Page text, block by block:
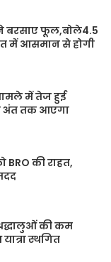
बरसाए फूल,बोले4.5
में आसमान से होगी
में तेज हुई
अंत तक आएगा
BRO की राहत,
की कम
स्थगित